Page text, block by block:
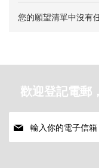
您的願望清單中沒有
歡迎登記電郵
冊
我